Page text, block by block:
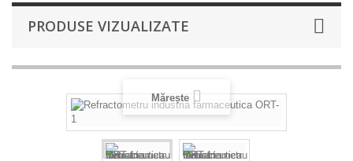
PRODUSE VIZUALIZATE
Mărește